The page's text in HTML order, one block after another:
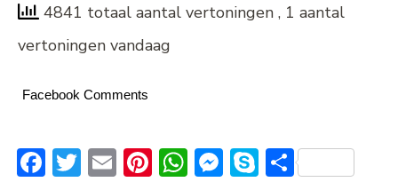
4841 totaal aantal vertoningen , 1 aantal
vertoningen vandaag
Facebook Comments
Facebook
Twitter
EmailPinterest
WhatsApp
Messenger
Skype
Delen